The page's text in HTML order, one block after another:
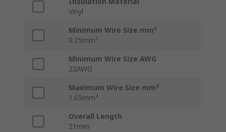
Vinyl
Minimum Wire Size mm²
0.25mm²
Minimum Wire Size AWG
22AWG
Maximum Wire Size mm²
1.65mm²
Overall Length
21mm